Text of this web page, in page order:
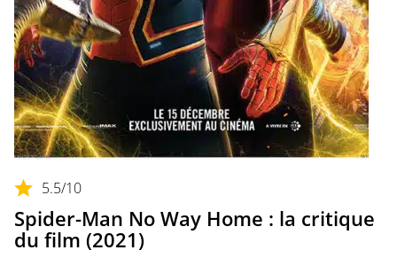
5.5/10
Spider-Man No Way Home : la critique
du film (2021)